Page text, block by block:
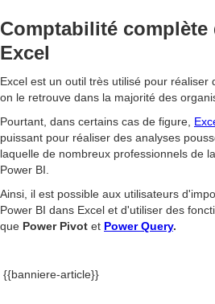
Comptabilité complète
Excel
Excel est un outil très utilisé pour réaliser
on le retrouve dans la majorité des
Pourtant, dans certains cas de figure,
puissant pour réaliser des analyses
laquelle de nombreux professionnels de
Power BI.
Ainsi, il est possible aux utilisateurs
Power BI dans Excel et d'utiliser des
que Power Pivot et Power Query.
{{banniere-article}}